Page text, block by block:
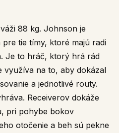
88 kg. Johnson je
tie tímy, ktoré majú radi
Je to hráč, ktorý hrá rád
využíva na to, aby dokázal
a jednotlivé routy.
Receiverov dokáže
pri pohybe bokov
otočenie a beh sú pekne